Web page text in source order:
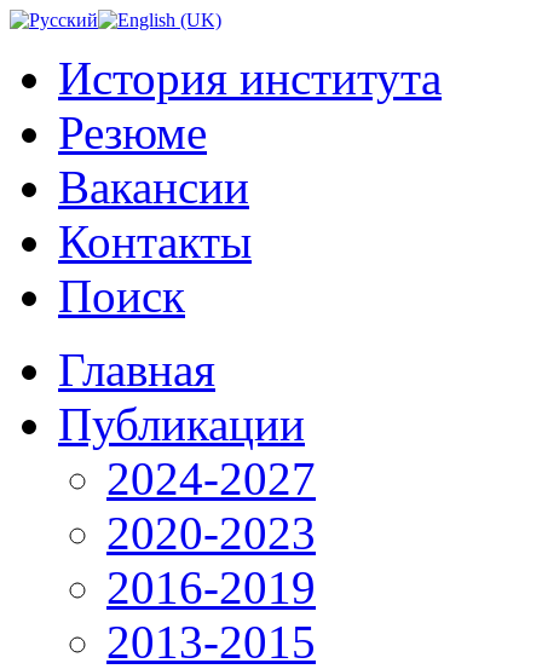
История института
Резюме
Вакансии
Контакты
Поиск
Главная
Публикации
2024-2027
2020-2023
2016-2019
2013-2015